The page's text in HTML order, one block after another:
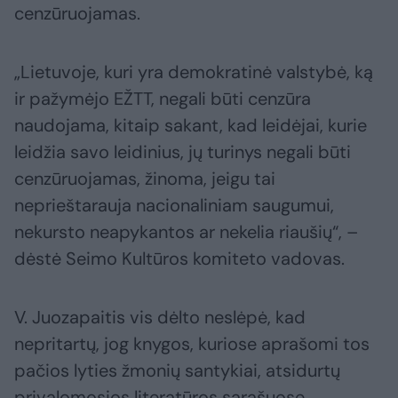
cenzūruojamas.
„Lietuvoje, kuri yra demokratinė valstybė, ką
ir pažymėjo EŽTT, negali būti cenzūra
naudojama, kitaip sakant, kad leidėjai, kurie
leidžia savo leidinius, jų turinys negali būti
cenzūruojamas, žinoma, jeigu tai
neprieštarauja nacionaliniam saugumui,
nekursto neapykantos ar nekelia riaušių“, –
dėstė Seimo Kultūros komiteto vadovas.
V. Juozapaitis vis dėlto neslėpė, kad
nepritartų, jog knygos, kuriose aprašomi tos
pačios lyties žmonių santykiai, atsidurtų